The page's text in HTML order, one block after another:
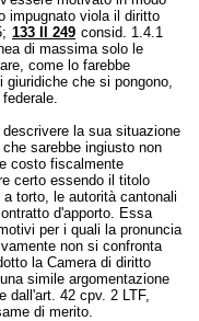
impugnato viola il diritto
133 II 249 consid. 1.4.1
di massima solo le
come lo farebbe
che si pongono,
la sua situazione
sarebbe ingiusto non
costo fiscalmente
certo essendo il titolo
torto, le autorità cantonali
d'apporto. Essa
per i quali la pronuncia
non si confronta
la Camera di diritto
simile argomentazione
dall'art. 42 cpv. 2 LTF,
di merito.